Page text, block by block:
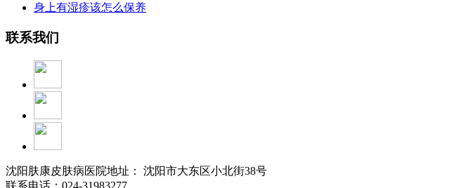
身上有湿疹该怎么保养
联系我们
沈阳肤康皮肤病医院地址： 沈阳市大东区小北街38号
联系电话：024-31983277